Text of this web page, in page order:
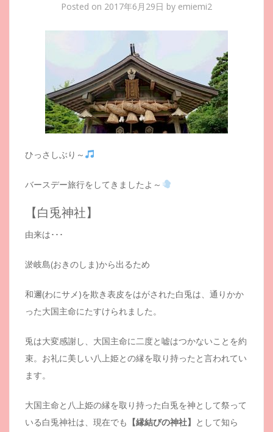
Posted on 2017年6月29日 by emiemi2
ひっさしぶり～
バースデー旅行をしてきましたよ～
【白兎神社】
由来は･･･
淤岐島(おきのしま)から出るため
和邇(わにサメ)を欺き表皮をはがされた白兎は、通りかか
った大国主命にたすけられました。
兎は大変感謝し、大国主命に二度と嘘はつかないことを約
束。お礼に美しい八上姫との縁を取り持ったと言われてい
ます。
大国主命と八上姫の縁を取り持った白兎を神として祭って
いる白兎神社は、現在でも 【縁結びの神社】 として知ら